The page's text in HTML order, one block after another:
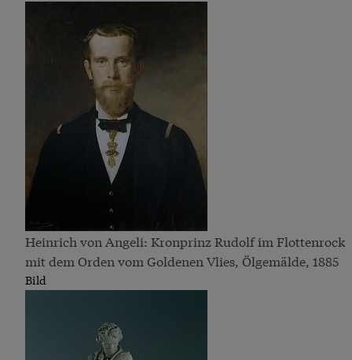
Heinrich von Angeli: Kronprinz Rudolf im Flottenrock
mit dem Orden vom Goldenen Vlies, Ölgemälde, 1885
Bild